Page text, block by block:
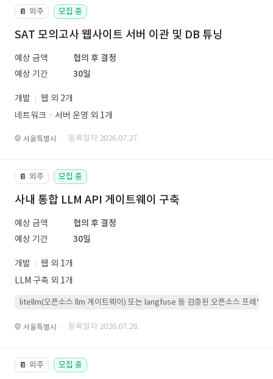
📔 외주 모집 중
SAT 모의고사 웹사이트 서버 이관 및 DB 튜닝
예상 금액
협의 후 결정
예상 기간
30일
개발
웹 외 2개
네트워크ㆍ서버 운영 외 1개
서울특별시 · 등록일자 2026.07.27.
📔 외주 모집 중
사내 통합 LLM API 게이트웨이 구축
예상 금액
협의 후 결정
예상 기간
30일
개발
웹 외 1개
LLM 구축 외 1개
litellm(오픈소스 llm 게이트웨이) 또는 langfuse 등 검증된 오픈소스 프레임워
서울특별시 · 등록일자 2026.07.28.
📔 외주 모집 중